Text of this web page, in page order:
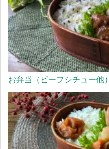
お弁当（ビーフシチュー他）